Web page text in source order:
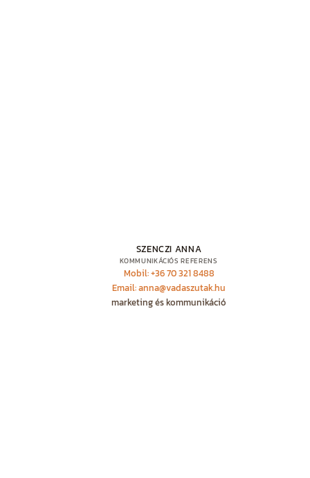
SZENCZI ANNA
KOMMUNIKÁCIÓS REFERENS
Mobil: +36 70 321 8488
Email: anna@vadaszutak.hu
marketing és kommunikáció